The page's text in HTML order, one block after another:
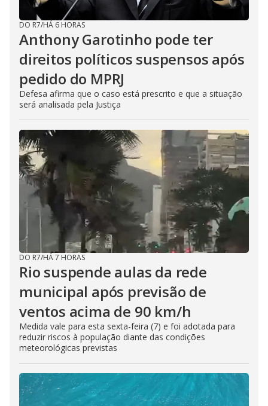
DO R7/HÁ 6 HORAS
Anthony Garotinho pode ter
direitos políticos suspensos após
pedido do MPRJ
Defesa afirma que o caso está prescrito e que a situação
será analisada pela Justiça
DO R7/HÁ 7 HORAS
Rio suspende aulas da rede
municipal após previsão de
ventos acima de 90 km/h
Medida vale para esta sexta-feira (7) e foi adotada para
reduzir riscos à população diante das condições
meteorológicas previstas